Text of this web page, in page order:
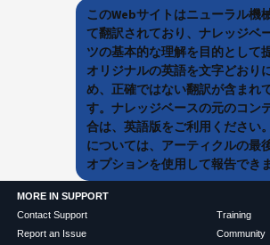
このWebサイトはニューラル機
て翻訳されており、ナレッジベ
ツの基本的な理解を目的として
オリジナルの英語を文字どおり
め、正確ではない翻訳が含まれ
す。ナレッジベースの元のコン
合は、英語版をご利用ください
については、アーティクルの最
オプションを使用して報告できま
MORE IN SUPPORT
Contact Support
Report an Issue
Training
Community